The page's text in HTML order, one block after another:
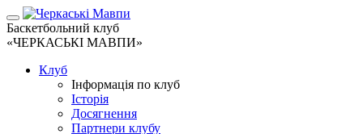
Баскетбольний клуб
«ЧЕРКАСЬКІ МАВПИ»
Клуб
Інформація по клуб
Історія
Досягнення
Партнери клубу